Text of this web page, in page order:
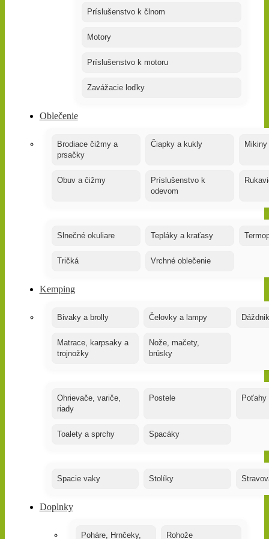
Príslušenstvo k člnom
Motory
Príslušenstvo k motoru
Zavážacie loďky
Oblečenie
Brodiace čižmy a
prsačky
Čiapky a kukly Mikiny
Obuv a čižmy
Príslušenstvo k
odevom
Slnečné okuliare Tepláky a kraťasy
Tričká Vrchné oblečenie
Kemping
Bivaky a brolly Čelovky a lampy
Matrace, karpsaky a
trojnožky
Nože, mačety,
brúsky
Ohrievače, variče,
riady
Postele Poťahy
Toalety a sprchy Spacáky
Spacie vaky Stolíky
Doplnky
Poháre, Hrnčeky,
Rohože